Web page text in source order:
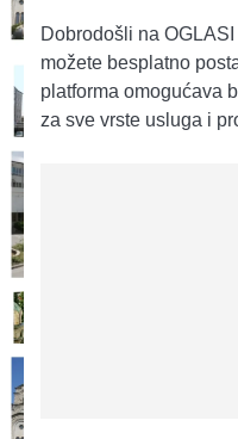
Dobrodošli na
možete besplatno
platforma omogućava
za sve vrste usluga i